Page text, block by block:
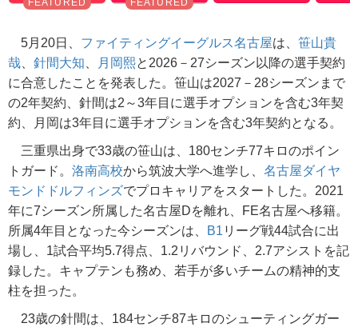
5月20日、 ファイティングイーグルス名古屋は、 笹山貴
哉
針間大知 月岡熙と2026－27シーズン以降の選手契約
に合意したことを発表した。笹山は2027－28シーズンまで
の2年契約、針間は2～3年目に選手オプションを含む3年契
約、月岡は3年目に選手オプションを含む3年契約となる。
三重県出身で33歳の笹山は、180センチ77キロのポイン
トガード。 洛南高校から筑波大学へ進学し、 名古屋ダイヤ
モンドドルフィンズでプロキャリアをスタートした。2021
年に7シーズン所属した名古屋Dを離れ、FE名古屋へ移籍。
所属4年目となった今シーズンは、
B1 リーグ戦44試合に出
場し、1試合平均5.7得点、1.2リバウンド、2.7アシストを記
録した。キャプテンも務め、若手が多いチームの精神的支
柱を担った。
23歳の針間は、184センチ87キロのシューティングガー